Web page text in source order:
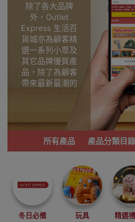
除了各大品牌
外，Outlet
Express 生活百
貨城亦為顧客精
選一系列小眾及
其它品牌優質產
品，除了為顧客
帶來最新最潮的
產品外，亦包括
功能齊備的產
品。
我們每月會固定
尋找最更新、最
潮、有特色而且
優惠的優質產
品，從用家的角
度為你帶來你的
最好選擇。
所有產品 產品分類目錄
冬日必備 玩具
精選